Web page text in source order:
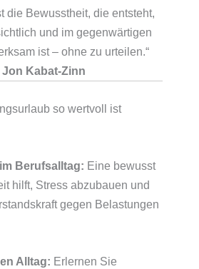
die Bewusstheit, die entsteht,
und im gegenwärtigen
ist – ohne zu urteilen.“
Jon Kabat-Zinn
so wertvoll ist
Berufsalltag: Eine bewusst
hilft, Stress abzubauen und
gegen Belastungen
Alltag: Erlernen Sie